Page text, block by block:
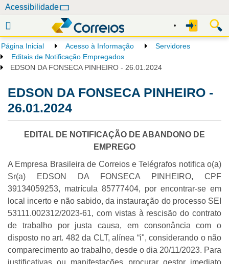
e
g
a
Acessibilidade
Página Inicial Acesso à Informação
Servidores
Editais de Notificação Empregados
EDSON DA FONSECA PINHEIRO - 26.01.2024
EDSON DA FONSECA PINHEIRO -
26.01.2024
EDITAL DE NOTIFICAÇÃO DE ABANDONO DE
EMPREGO
A Empresa Brasileira de Correios e Telégrafos notifica o(a)
Sr(a) EDSON DA FONSECA PINHEIRO, CPF
39134059253, matrícula 85777404, por encontrar-se em
local incerto e não sabido, da instauração do processo SEI
53111.002312/2023-61, com vistas à rescisão do contrato
de trabalho por justa causa, em consonância com o
disposto no art. 482 da CLT, alínea “i", considerando o não
comparecimento ao trabalho, desde o dia 20/11/2023. Para
justificativas ou manifestações procurar gestor imediato